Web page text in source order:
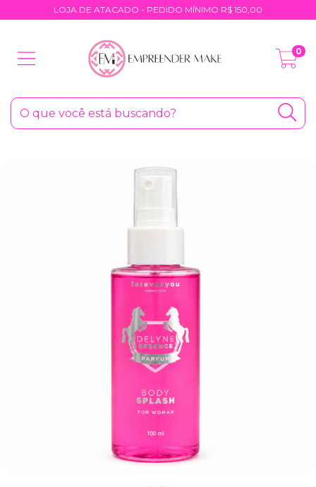
LOJA DE ATACADO - PEDIDO MÍNIMO R$ 150,00
0